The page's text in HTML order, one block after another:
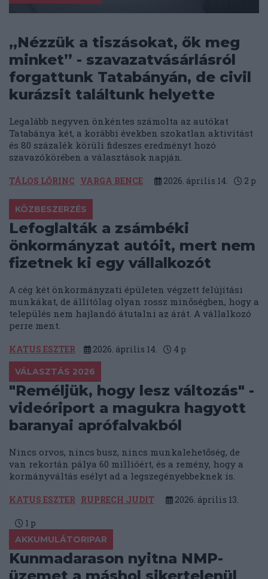
„Nézzük a tiszásokat, ők meg
minket” - szavazatvásárlásról
forgattunk Tatabányán, de civil
kurázsit találtunk helyette
Legalább negyven önkéntes számolta az autókat
Tatabánya két, a korábbi években szokatlan aktivitást
és 80 százalék körüli fideszes eredményt hozó
szavazókörében a választások napján.
TÁLOS LŐRINC VARGA BENCE 2026. április 14. 2 p
KÖZBESZERZÉS
Lefoglalták a zsámbéki
önkormányzat autóit, mert nem
fizetnek ki egy vállalkozót
A cég két önkormányzati épületen végzett felújítási
munkákat, de állítólag olyan rossz minőségben, hogy a
település nem hajlandó átutalni az árát. A vállalkozó
perre ment.
KATUS ESZTER 2026. április 14. 4 p
VÁLASZTÁS 2026
"Reméljük, hogy lesz változás" -
videóriport a magukra hagyott
baranyai aprófalvakból
Nincs orvos, nincs busz, nincs munkalehetőség, de
van rekortán pálya 60 millióért, és a remény, hogy a
kormányváltás esélyt ad a legszegényebbeknek is.
KATUS ESZTER RUPRECH JUDIT 2026. április 13.
1 p
AKKUMULÁTORIPAR
Kunmadarason nyitna NMP-